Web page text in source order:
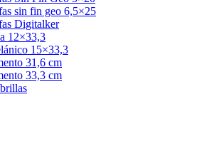
sin fin geo 6,5×25
Digitalker
12×33,3
15×33,3
31,6 cm
33,3 cm